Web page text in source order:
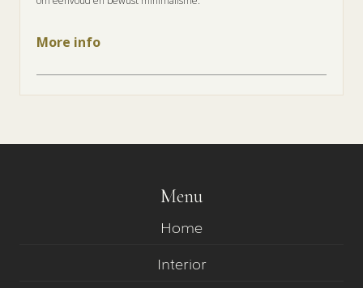
More info
Menu
Home
Interior